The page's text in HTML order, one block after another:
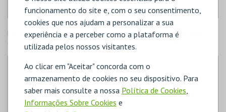
funcionamento do site e, com o seu consentimento,
cookies que nos ajudam a personalizar a sua
experiência e a perceber como a plataforma é
utilizada pelos nossos visitantes.
Ao clicar em "Aceitar" concorda com o
armazenamento de cookies no seu dispositivo. Para
saber mais consulte a nossa Política de Cookies
Informações Sobre Cookies e
1 Ano, 1 Mês e 7 Dias
Permite distinguir utilizadores e analisar a forma como interagem
com o website, contribuindo para a melhoria da experiência.
_ga_#
.google.com
/